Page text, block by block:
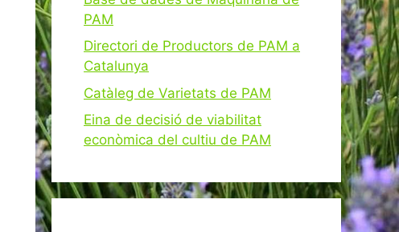
PAM
Directori de Productors de PAM a
Catalunya
Catàleg de Varietats de PAM
Eina de decisió de viabilitat
econòmica del cultiu de PAM